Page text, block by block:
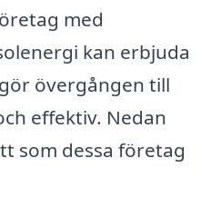
med
kan erbjuda
övergången till
effektiv. Nedan
som dessa företag